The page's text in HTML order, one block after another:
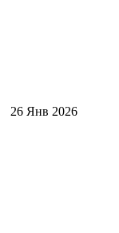
26 Янв 2026